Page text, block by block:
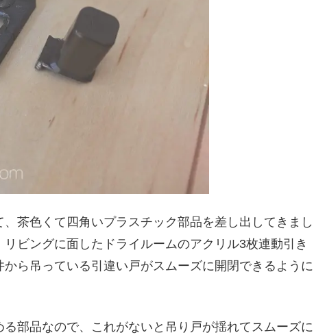
茶色くて四角いプラスチック部品を差し出してきまし
ビングに面したドライルームのアクリル3枚連動引き
ら吊っている引違い戸がスムーズに開閉できるように
部品なので、これがないと吊り戸が揺れてスムーズに